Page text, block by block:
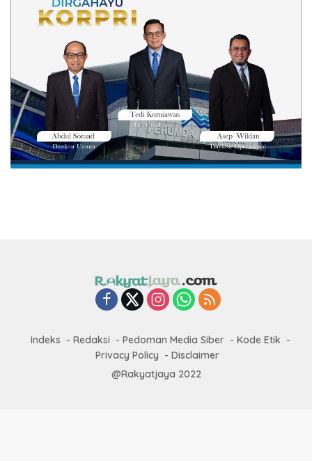
Indeks Redaksi Pedoman Media Siber
Kode Etik
Privacy Policy
Disclaimer
@Rakyatjaya 2022